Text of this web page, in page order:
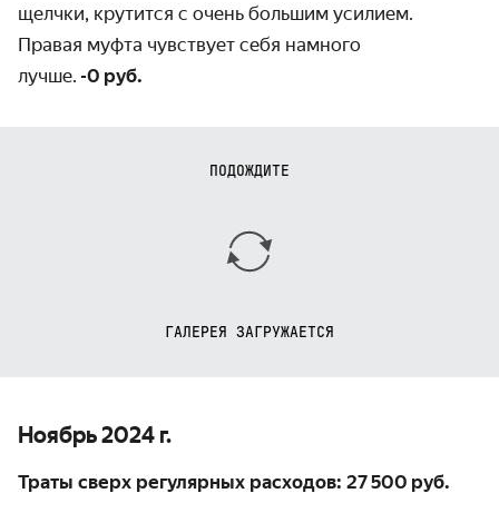
щелчки, крутится с очень большим усилием.
Правая муфта чувствует себя намного
лучше. -0 руб.
ПОДОЖДИТЕ
ГАЛЕРЕЯ ЗАГРУЖАЕТСЯ
Ноябрь 2024 г.
Траты сверх регулярных расходов: 27 500 руб.